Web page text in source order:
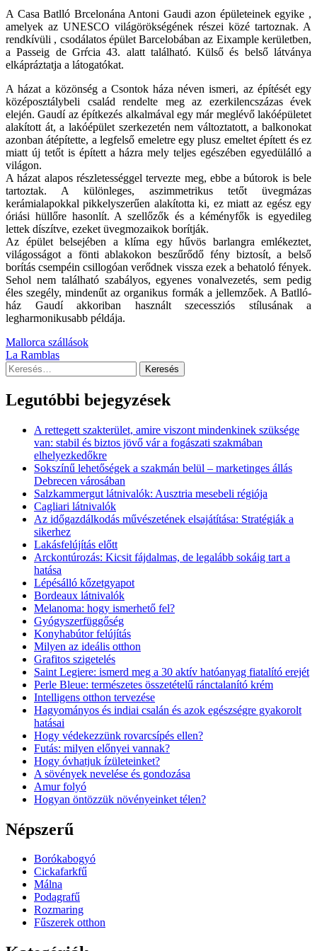
A Casa Batlló Brcelonána Antoni Gaudi azon épületeinek egyike ,
amelyek az UNESCO világörökségének részei közé tartoznak. A
rendkívüli , csodálatos épület Barcelobában az Eixample kerületben,
a Passeig de Grŕcia 43. alatt található. Külső és belső látványa
elkápráztatja a látogatókat.
A házat a közönség a Csontok háza néven ismeri, az építését egy
középosztálybeli család rendelte meg az ezerkilencszázas évek
elején. Gaudí az építkezés alkalmával egy már meglévő lakóépületet
alakított át, a lakóépület szerkezetén nem változtatott, a balkonokat
azonban átépítette, a legfelső emeletre egy plusz emeltet épített és ez
miatt új tetőt is épített a házra mely teljes egészében egyedülálló a
világon.
A házat alapos részletességgel tervezte meg, ebbe a bútorok is bele
tartoztak. A különleges, aszimmetrikus tetőt üvegmázas
kerámialapokkal pikkelyszerűen alakította ki, ez miatt az egész egy
óriási hüllőre hasonlít. A szellőzők és a kéményfők is egyedileg
lettek díszítve, ezeket üvegmozaikok borítják.
Az épület belsejében a klíma egy hűvös barlangra emlékeztet,
világosságot a fönti ablakokon beszűrődő fény biztosít, a belső
borítás csempéin csillogóan verődnek vissza ezek a behatoló fények.
Sehol nem található szabályos, egyenes vonalvezetés, sem pedig
éles szegély, mindenűt az organikus formák a jellemzőek. A Batlló-
ház Gaudí akkoriban használt szecessziós stílusának a
legharmonikusabb példája.
Bejegyzés
navigáció
Mallorca szállások
La Ramblas
Keresés:
Legutóbbi bejegyzések
A rettegett szakterület, amire viszont mindenkinek szüksége
van: stabil és biztos jövő vár a fogászati szakmában
elhelyezkedőkre
Sokszínű lehetőségek a szakmán belül – marketinges állás
Debrecen városában
Salzkammergut látnivalók: Ausztria mesebeli régiója
Cagliari látnivalók
Az időgazdálkodás művészetének elsajátítása: Stratégiák a
sikerhez
Lakásfelújítás előtt
Arckontúrozás: Kicsit fájdalmas, de legalább sokáig tart a
hatása
Lépésálló kőzetgyapot
Bordeaux látnivalók
Melanoma: hogy ismerhető fel?
Gyógyszerfüggőség
Konyhabútor felújítás
Milyen az ideális otthon
Grafitos szigetelés
Saint Legiere: ismerd meg a 30 aktív hatóanyag fiatalító erejét
Perle Bleue: természetes összetételű ránctalanító krém
Intelligens otthon tervezése
Hagyományos és indiai csalán és azok egészségre gyakorolt
hatásai
Hogy védekezzünk rovarcsípés ellen?
Futás: milyen előnyei vannak?
Hogy óvhatjuk ízületeinket?
A sövények nevelése és gondozása
Amur folyó
Hogyan öntözzük növényeinket télen?
Népszerű
Borókabogyó
Cickafarkfű
Málna
Podagrafű
Rozmaring
Fűszerek otthon